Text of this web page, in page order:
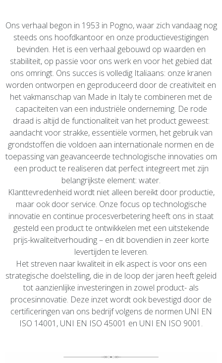
Ons verhaal begon in 1953 in Pogno, waar zich vandaag nog
steeds ons hoofdkantoor en onze productievestigingen
bevinden. Het is een verhaal gebouwd op waarden en
stabiliteit, op passie voor ons werk en voor het gebied dat
ons omringt. Ons succes is volledig Italiaans: onze kranen
worden ontworpen en geproduceerd door de creativiteit en
het vakmanschap van Made in Italy te combineren met de
capaciteiten van een industriële onderneming. De rode
draad is altijd de functionaliteit van het product geweest:
aandacht voor strakke, essentiële vormen, het gebruik van
grondstoffen die voldoen aan internationale normen en de
toepassing van geavanceerde technologische innovaties om
een product te realiseren dat perfect integreert met zijn
belangrijkste element: water.
Klanttevredenheid wordt niet alleen bereikt door productie,
maar ook door service. Onze focus op technologische
innovatie en continue procesverbetering heeft ons in staat
gesteld een product te ontwikkelen met een uitstekende
prijs-kwaliteitverhouding – en dit bovendien in zeer korte
levertijden te leveren.
Het streven naar kwaliteit in elk aspect is voor ons een
strategische doelstelling, die in de loop der jaren heeft geleid
tot aanzienlijke investeringen in zowel product- als
procesinnovatie. Deze inzet wordt ook bevestigd door de
certificeringen van ons bedrijf volgens de normen UNI EN
ISO 14001, UNI EN ISO 45001 en UNI EN ISO 9001.